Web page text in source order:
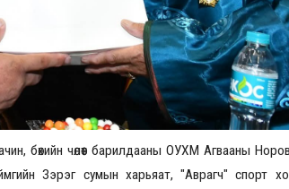
бөхийн чөлөөт барилдааны ОУХМ Агвааны
Зэрэг сумын харьяат, "Аврагч" спорт
Үзвэрийн хувиарууд